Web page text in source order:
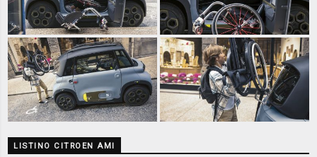
LISTINO CITROEN AMI